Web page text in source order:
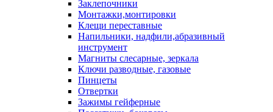
Заклепочники
Монтажки,монтировки
Клещи переставные
Напильники, надфили,абразивный
инструмент
Магниты слесарные, зеркала
Ключи разводные, газовые
Пинцеты
Отвертки
Зажимы гейферные